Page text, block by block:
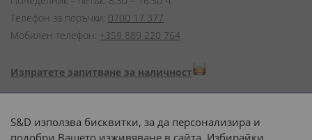
Телефон за поръчки: 0700 17 377
Мобилен телефон: +359 889 220 764
Изпратете запитване за наличност
Начини на плащане:
S&D използва бисквитки, за да персонализира и
подобри Вашето изживяване в сайта. Избирайки